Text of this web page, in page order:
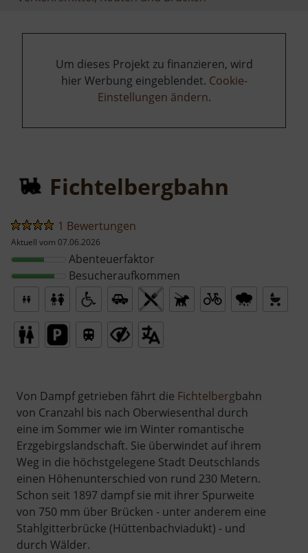
Um dieses Projekt zu finanzieren, wird
hier Werbung eingeblendet. Cookie-
Einstellungen ändern.
Fichtelbergbahn
1 Bewertungen
Aktuell vom 07.06.2026
Abenteuerfaktor
Besucheraufkommen
Von Dampf getrieben fährt die Fichtelbergbahn
von Cranzahl bis nach Oberwiesenthal durch
eine im Sommer wie im Winter romantische
Erzgebirgslandschaft. Sie überwindet auf ihrem
Weg in die höchstgelegene Stadt Deutschlands
einen Höhenunterschied von rund 230 Metern.
Schon seit 1897 dampf sie mit ihrer Spurweite
von 750 mm über Brücken - unter anderem eine
Stahlgitterbrücke (Hüttenbachviadukt) - und
durch Wälder.